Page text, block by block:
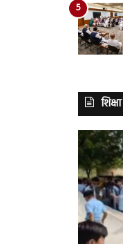
शिक्षा